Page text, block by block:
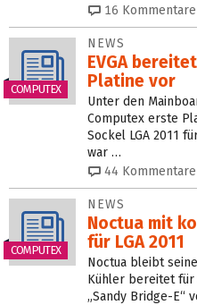
16 Kommentare
COMPUTEX
NEWS
EVGA
Platine vor
Unter den
Computex erste
Sockel LGA 2011
war …
44 Kommentare
COMPUTEX
NEWS
Noctua mit
für LGA 2011
Noctua bleibt
Kühler bereitet
„Sandy Bridge-E“